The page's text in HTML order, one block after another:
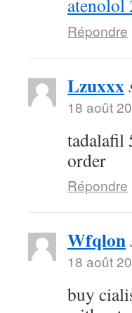
atenolol
Répondre
Lzuxxx
18 août
tadalafil
order
Répondre
Wfqlon
18 août
buy